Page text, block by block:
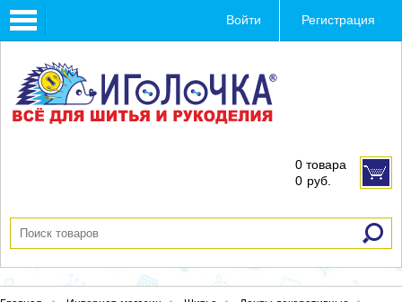
Toggle
navigation
Войти Регистрация
0 товара
0 руб.